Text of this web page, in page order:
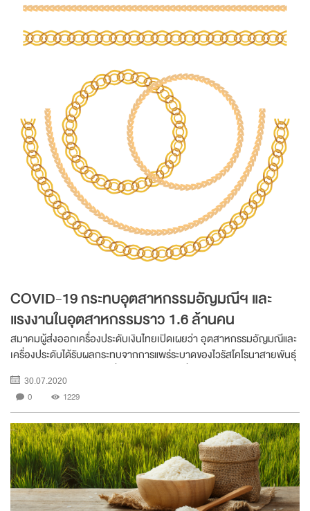
COVID-19 กระทบอุตสาหกรรมอัญมณีฯ และ
แรงงานในอุตสาหกรรมราว 1.6 ล้านคน
สมาคมผู้ส่งออกเครื่องประดับเงินไทยเปิดเผยว่า อุตสาหกรรมอัญมณีและ
เครื่องประดับได้รับผลกระทบจากการแพร่ระบาดของไวรัสโคโรนาสายพันธุ์
ใหม่ 2019 (COVID-19) เนื่องจากผู้นำเข้าเครื่องประดับเงินหลักอย่าง
สหรัฐฯ EU รัสเซีย เยอรมนี อ...
30.07.2020
0 1229